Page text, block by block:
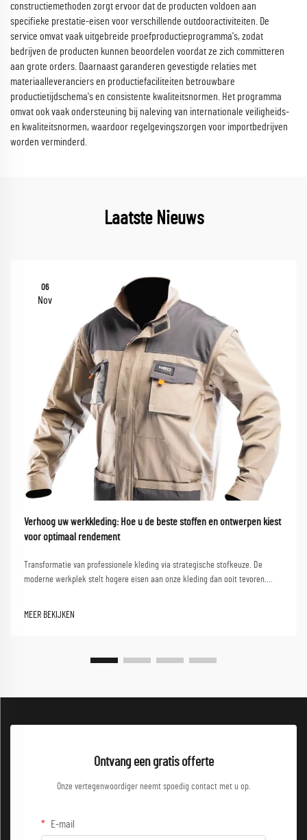
constructiemethoden zorgt ervoor dat de producten voldoen aan
specifieke prestatie-eisen voor verschillende outdooractiviteiten. De
service omvat vaak uitgebreide proefproductieprogramma's, zodat
bedrijven de producten kunnen beoordelen voordat ze zich committeren
aan grote orders. Daarnaast garanderen gevestigde relaties met
materiaalleveranciers en productiefaciliteiten betrouwbare
productietijdschema's en consistente kwaliteitsnormen. Het programma
omvat ook vaak ondersteuning bij naleving van internationale veiligheids-
en kwaliteitsnormen, waardoor regelgevingszorgen voor importbedrijven
worden verminderd.
Laatste Nieuws
06
Nov
Verhoog uw werkkleding: Hoe u de beste stoffen en ontwerpen kiest
voor optimaal rendement
Transformatie van professionele kleding via strategische stofkeuze. De
moderne werkplek stelt hogere eisen aan onze kleding dan ooit tevoren.
MEER BEKIJKEN
Ontvang een gratis offerte
Onze vertegenwoordiger neemt spoedig contact met u op.
E-mail